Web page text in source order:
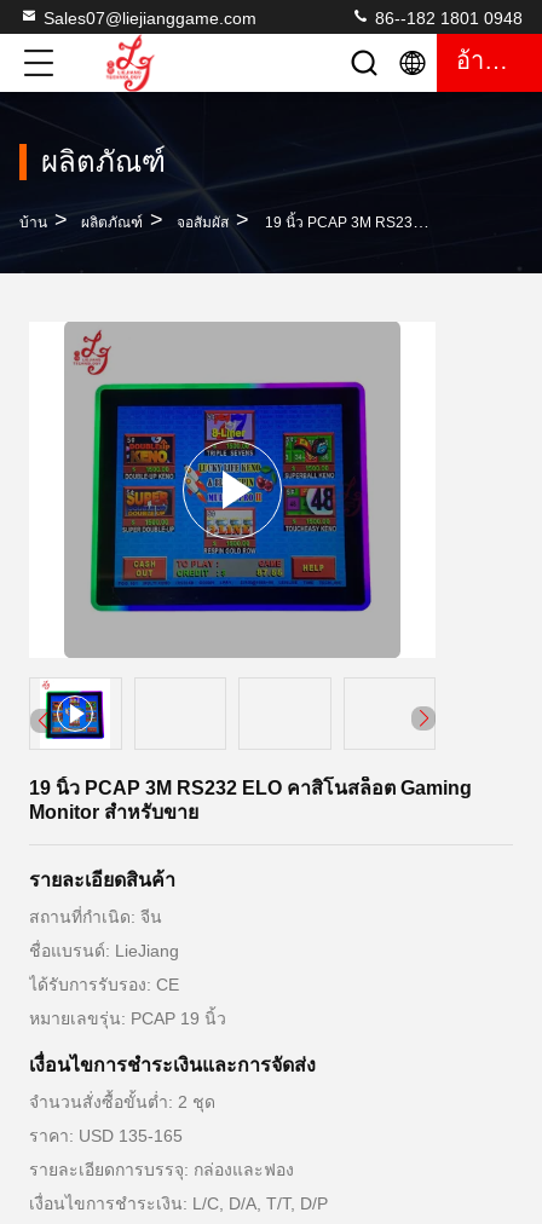
Sales07@liejianggame.com 86--182 1801 0948
อ้างอิง
ผลิตภัณฑ์
บ้าน > ผลิตภัณฑ์ > จอสัมผัส > 19 นิ้ว PCAP 3M RS232 ELO คาสิโนสล็อต Gaming Monitor สำหรับขาย
19 นิ้ว PCAP 3M RS232 ELO คาสิโนสล็อต Gaming
Monitor สำหรับขาย
รายละเอียดสินค้า
สถานที่กำเนิด: จีน
ชื่อแบรนด์: LieJiang
ได้รับการรับรอง: CE
หมายเลขรุ่น: PCAP 19 นิ้ว
เงื่อนไขการชําระเงินและการจัดส่ง
จำนวนสั่งซื้อขั้นต่ำ: 2 ชุด
ราคา: USD 135-165
รายละเอียดการบรรจุ: กล่องและฟอง
เงื่อนไขการชำระเงิน: L/C, D/A, T/T, D/P